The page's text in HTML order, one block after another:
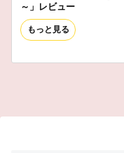
～」レビュー
もっと見る